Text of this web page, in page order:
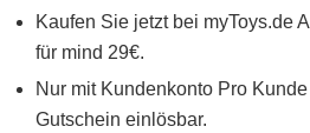
Kaufen Sie jetzt bei myToys.de
für mind 29€.
Nur mit Kundenkonto Pro
Gutschein einlösbar.